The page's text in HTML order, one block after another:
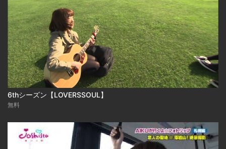
6thシーズン【LOVERSSOUL】
無料